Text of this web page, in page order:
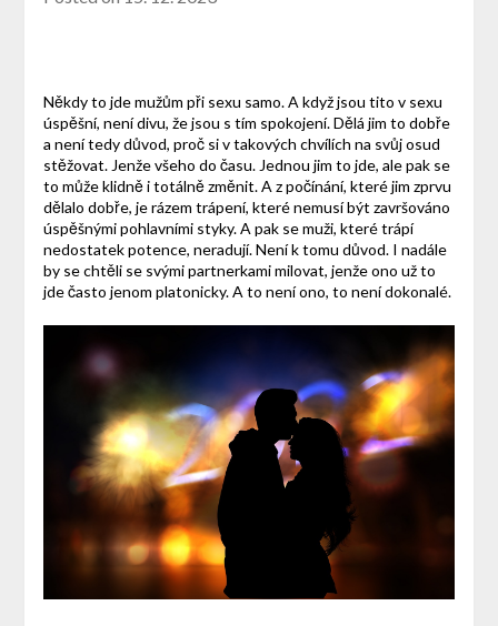
Někdy to jde mužům při sexu samo. A když jsou tito v sexu
úspěšní, není divu, že jsou s tím spokojení. Dělá jim to dobře
a není tedy důvod, proč si v takových chvílích na svůj osud
stěžovat. Jenže všeho do času. Jednou jim to jde, ale pak se
to může klidně i totálně změnit. A z počínání, které jim zprvu
dělalo dobře, je rázem trápení, které nemusí být završováno
úspěšnými pohlavními styky. A pak se muži, které trápí
nedostatek potence, neradují. Není k tomu důvod. I nadále
by se chtěli se svými partnerkami milovat, jenže ono už to
jde často jenom platonicky. A to není ono, to není dokonalé.